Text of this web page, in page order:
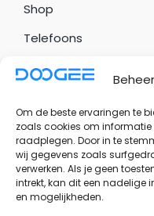
Om de beste ervaringen te
zoals cookies om
raadplegen. Door in te
wij gegevens zoals
verwerken. Als je geen
intrekt, kan dit een nadelige
en mogelijkheden.
Shop
Telefoons
Tablets
Over ons
Nieuws
Uw account